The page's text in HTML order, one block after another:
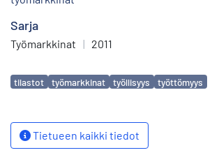
Sarja
Työmarkkinat | 2011
Avainsanat
tilastot työmarkkinat työllisyys työttömyys
Tietueen kaikki tiedot